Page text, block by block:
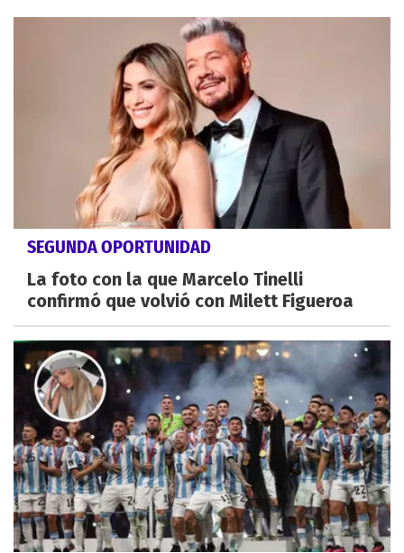
SEGUNDA OPORTUNIDAD
La foto con la que Marcelo Tinelli
confirmó que volvió con Milett Figueroa